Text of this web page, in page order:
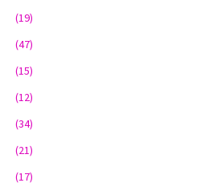
(19)
(47)
(15)
(12)
(34)
(21)
(17)